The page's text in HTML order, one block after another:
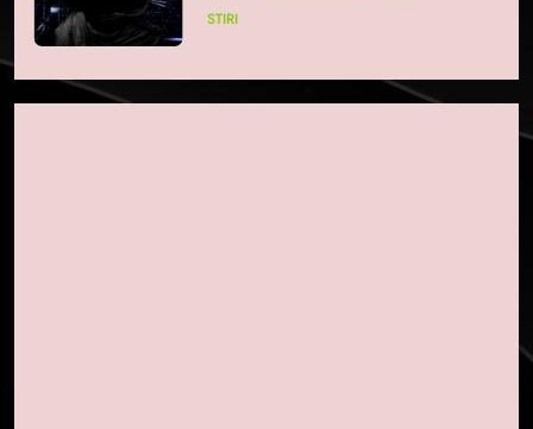
pierdut jumătate din aceștia
STIRI
6